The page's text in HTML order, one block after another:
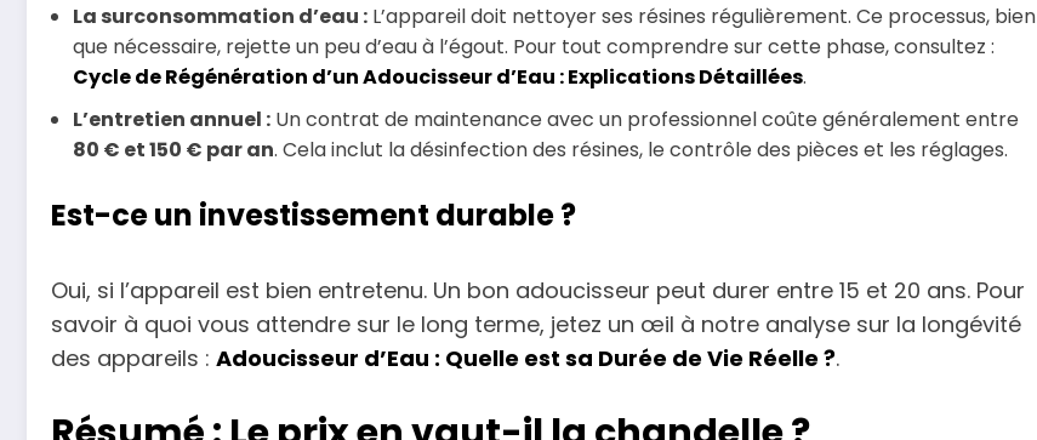
La surconsommation d’eau : L’appareil doit nettoyer ses résines régulièrement. Ce processus, bien
que nécessaire, rejette un peu d’eau à l’égout. Pour tout comprendre sur cette phase, consultez :
Cycle de Régénération d’un Adoucisseur d’Eau : Explications Détaillées.
L’entretien annuel : Un contrat de maintenance avec un professionnel coûte généralement entre
80 € et 150 € par an. Cela inclut la désinfection des résines, le contrôle des pièces et les réglages.
Est-ce un investissement durable ?
Oui, si l’appareil est bien entretenu. Un bon adoucisseur peut durer entre 15 et 20 ans. Pour
savoir à quoi vous attendre sur le long terme, jetez un œil à notre analyse sur la longévité
des appareils : Adoucisseur d’Eau : Quelle est sa Durée de Vie Réelle ?.